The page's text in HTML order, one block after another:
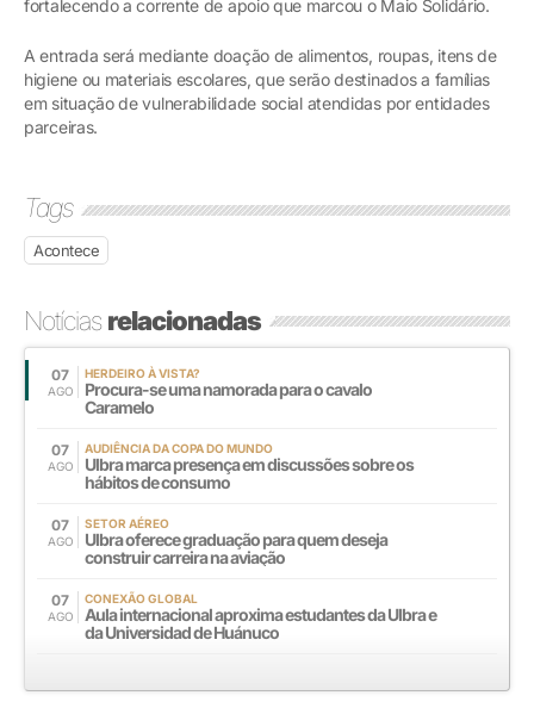
fortalecendo a corrente de apoio que marcou o Maio Solidário.
A entrada será mediante doação de alimentos, roupas, itens de
higiene ou materiais escolares, que serão destinados a famílias
em situação de vulnerabilidade social atendidas por entidades
parceiras.
Tags
Acontece
Notíciasrelacionadas
07
AGO
HERDEIRO À VISTA?
Procura-se uma namorada para o cavalo
Caramelo
07
AGO
AUDIÊNCIA DA COPA DO MUNDO
Ulbra marca presença em discussões sobre os
hábitos de consumo
07
AGO
SETOR AÉREO
Ulbra oferece graduação para quem deseja
construir carreira na aviação
07
AGO
CONEXÃO GLOBAL
Aula internacional aproxima estudantes da Ulbra e
da Universidad de Huánuco